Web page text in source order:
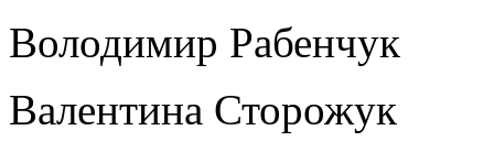
Володимир Рабенчук
Валентина Сторожук